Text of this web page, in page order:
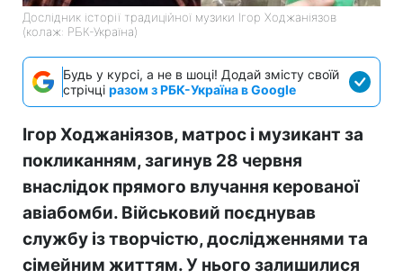
Дослідник історії традиційної музики Ігор Ходжаніязов
(колаж: РБК-Україна)
Будь у курсі, а не в шоці! Додай змісту своїй
стрічці разом з РБК-Україна в Google
Ігор Ходжаніязов, матрос і музикант за
покликанням, загинув 28 червня
внаслідок прямого влучання керованої
авіабомби. Військовий поєднував
службу із творчістю, дослідженнями та
сімейним життям. У нього залишилися